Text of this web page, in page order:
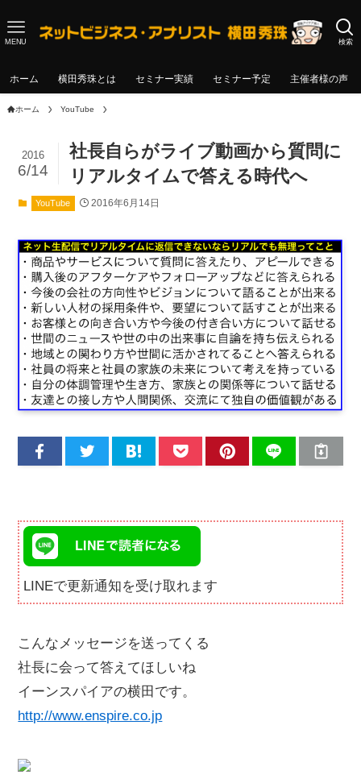
検索
MENU
ホーム 横田秀珠とは セミナー実績 セミナー予定 主催者様の声
ホーム YouTube
社長自らがライブ動画から質問に
リアルタイムで答える時代へ
2016
6/14
YouTube 2016年6月14日
LINEで更新通知を受け取れます
こんなメッセージを送ってくる
社長に会って答えてほしいね
イーンスパイアの横田です。
http://www.enspire.co.jp